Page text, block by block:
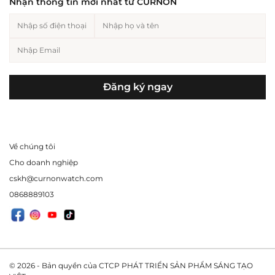
Về chúng tôi
Cho doanh nghiệp
cskh@curnonwatch.com
0868889103
Đăng ký ngay
© 2026 - Bản quyền của CTCP PHÁT TRIỂN SẢN PHẨM SÁNG TẠO